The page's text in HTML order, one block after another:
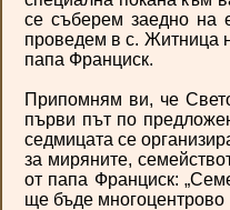
се съберем заедно на
проведем в с. Житница
папа Франциск.
Припомням ви, че
първи път по
седмицата се
за миряните,
от папа Франциск:
ще бъде многоцентрово